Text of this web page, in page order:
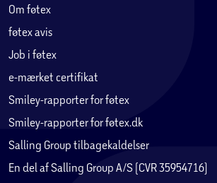
Om føtex
føtex avis
Job i føtex
e-mærket certifikat
Smiley-rapporter for føtex
Smiley-rapporter for føtex.dk
Salling Group tilbagekaldelser
En del af Salling Group A/S (CVR 35954716)